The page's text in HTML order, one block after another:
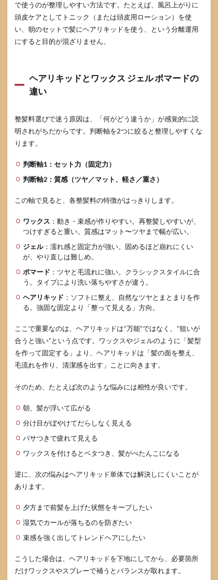
で使うのが整理しやすい方法です。たとえば、風呂上がりに
頭皮ケアとしてトニック（または頭皮用ローション）を使
い、朝のセットで髪にヘアリキッドを使う、という分離運用
にすると目的が混ざりません。
ヘアリキッドとワックス ジェル ポマードの
違い
整髪料選びで迷う原因は、「何がどう違うか」が感覚的に説
明されがちだからです。判断軸を2つに絞ると整理しやすくな
ります。
判断軸1：セット力（固定力）
判断軸2：質感（ツヤ／マット、軽さ／重さ）
この軸で見ると、各整髪料の特徴がはっきりします。
ワックス ：動き・束感が作りやすい。再整髪しやすいが、
つけすぎると重い。質感はマット〜ツヤまで幅が広い。
ジェル：濡れ感と固定力が強い。固めるほど崩れにくい
が、やり直しは難しめ。
ポマード ：ツヤと毛流れに強い。クラシックスタイルに合
う。タイプにより洗い落ちやすさが違う。
ヘアリキッド ：ソフトに整え、自然なツヤとまとまりを作
る。強固な固定より「整って見える」方向。
ここで重要なのは、ヘアリキッドは“万能”ではなく、“狙いが
合うと強い”という点です。ワックスやジェルのように「髪型
を作って固定する」より、ヘアリキッドは「髪の面を整え、
毛流れを作り、清潔感を出す」ことに向きます。
そのため、たとえば次のような悩みには相性が良いです。
朝、髪が浮いて広がる
分け目がぼやけてだらしなく見える
パサつきで疲れて見える
ワックスを付けるとベタつき、髪がぺたんこになる
逆に、次の悩みはヘアリキッド単体では解決しにくいことが
あります。
夕方まで前髪を上げた状態をキープしたい
湿気でカールが落ちるのを防ぎたい
束感を強く出してトレンドヘアにしたい
こうした場合は、ヘアリキッドを下地にしてから、必要箇所
だけワックスやスプレーで補うとバランスが取れます。